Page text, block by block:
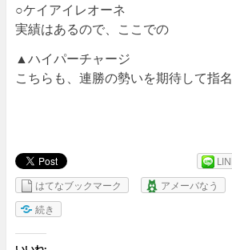
○ケイアイレオーネ
実績はあるので、ここでの
▲ハイパーチャージ
こちらも、連勝の勢いを期待して指名
はてなブックマーク
アメーバなう
続き